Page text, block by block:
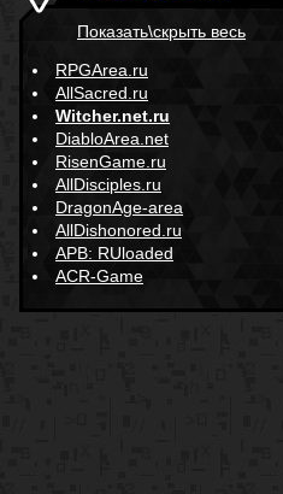
Показать\скрыть весь
RPGArea.ru
AllSacred.ru
Witcher.net.ru
DiabloArea.net
RisenGame.ru
AllDisciples.ru
DragonAge-area
AllDishonored.ru
APB: RUloaded
ACR-Game